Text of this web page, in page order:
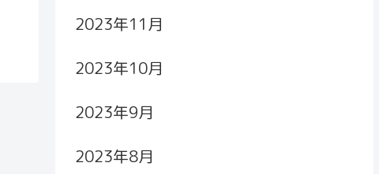
2023年11月
2023年10月
2023年9月
2023年8月